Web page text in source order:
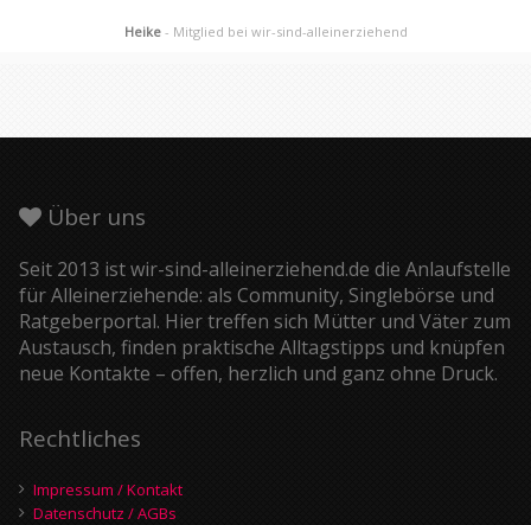
Heike - Mitglied bei wir-sind-alleinerziehend
Über uns
Seit 2013 ist wir-sind-alleinerziehend.de die Anlaufstelle
für Alleinerziehende: als Community, Singlebörse und
Ratgeberportal. Hier treffen sich Mütter und Väter zum
Austausch, finden praktische Alltagstipps und knüpfen
neue Kontakte – offen, herzlich und ganz ohne Druck.
Rechtliches
Impressum / Kontakt
Datenschutz / AGBs